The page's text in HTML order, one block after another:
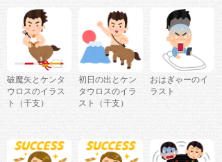
破魔矢とケンタ
ウロスのイラス
ト（干支）
初日の出とケン
タウロスのイラ
スト（干支）
おはぎゃーのイ
ラスト